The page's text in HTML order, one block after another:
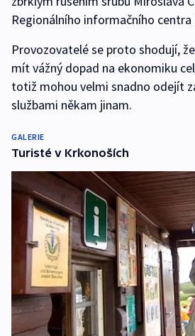
Regionálního informačního centra
Provozovatelé se proto shodují,
mít vážný dopad na ekonomiku
totiž mohou velmi snadno odejít
službami někam jinam.
GALERIE
Turisté v Krkonoších